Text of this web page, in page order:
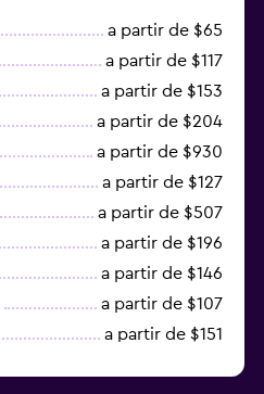
a partir de $65
a partir de $117
a partir de $153
a partir de $204
a partir de $930
a partir de $127
a partir de $507
a partir de $196
a partir de $146
a partir de $107
a partir de $151